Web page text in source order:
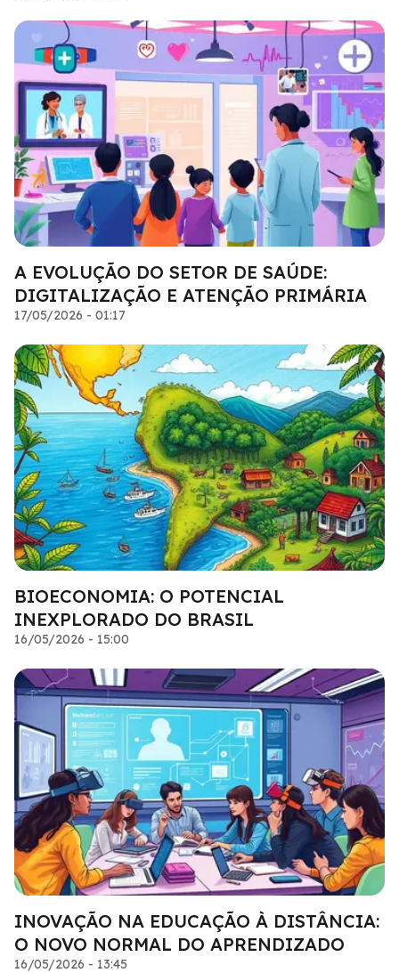
A EVOLUÇÃO DO SETOR DE SAÚDE:
DIGITALIZAÇÃO E ATENÇÃO PRIMÁRIA
17/05/2026 - 01:17
BIOECONOMIA: O POTENCIAL
INEXPLORADO DO BRASIL
16/05/2026 - 15:00
INOVAÇÃO NA EDUCAÇÃO À DISTÂNCIA:
O NOVO NORMAL DO APRENDIZADO
16/05/2026 - 13:45